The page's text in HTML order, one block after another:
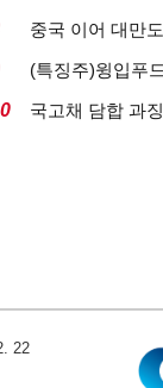
적극적 조사로
중국 이어 대만
‘삼국전쟁’
(특징주)윙입푸
의지에 상한가...
국고채 담합 과
22